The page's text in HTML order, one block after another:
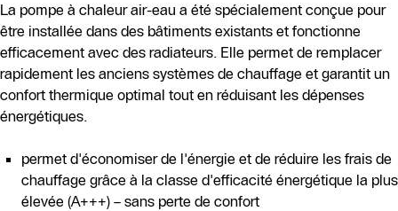
La pompe à chaleur air-eau a été spécialement conçue pour
être installée dans des bâtiments existants et fonctionne
efficacement avec des radiateurs. Elle permet de remplacer
rapidement les anciens systèmes de chauffage et garantit un
confort thermique optimal tout en réduisant les dépenses
énergétiques.
permet d'économiser de l'énergie et de réduire les frais de
chauffage grâce à la classe d'efficacité énergétique la plus
élevée (A+++) – sans perte de confort